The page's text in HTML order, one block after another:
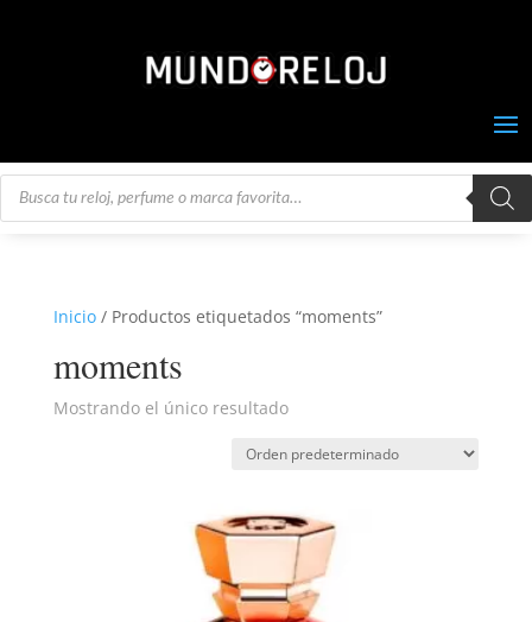
Búsqueda
Inicio/ Productos etiquetados “moments”
moments
Mostrando el único resultado